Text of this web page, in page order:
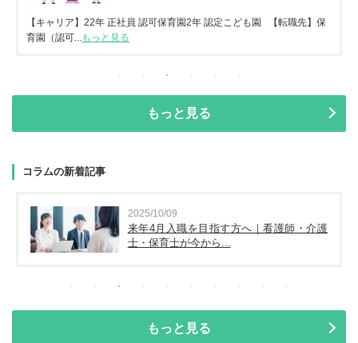
【キャリア】22年 正社員 認可保育園2年 認定こども園 【転職先】保
育園（認可...
もっと見る
もっと見る
コラムの新着記事
2025/10/09
来年4月入職を目指す方へ｜看護師・介護
士・保育士が今から...
もっと見る